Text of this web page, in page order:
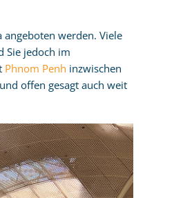
werden. Viele
Sie jedoch im
Phnom Penh inzwischen
offen gesagt auch weit